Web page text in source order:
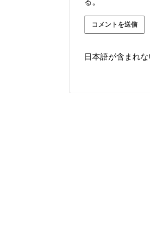
日本語が含まれ